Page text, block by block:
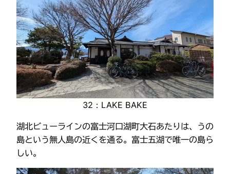
32：LAKE BAKE
湖北ビューラインの富士河口湖町大石あたりは、うの
島という無人島の近くを通る。富士五湖で唯一の島ら
しい。